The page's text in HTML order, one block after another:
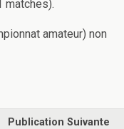
matches).
amateur) non
Publication Suivante